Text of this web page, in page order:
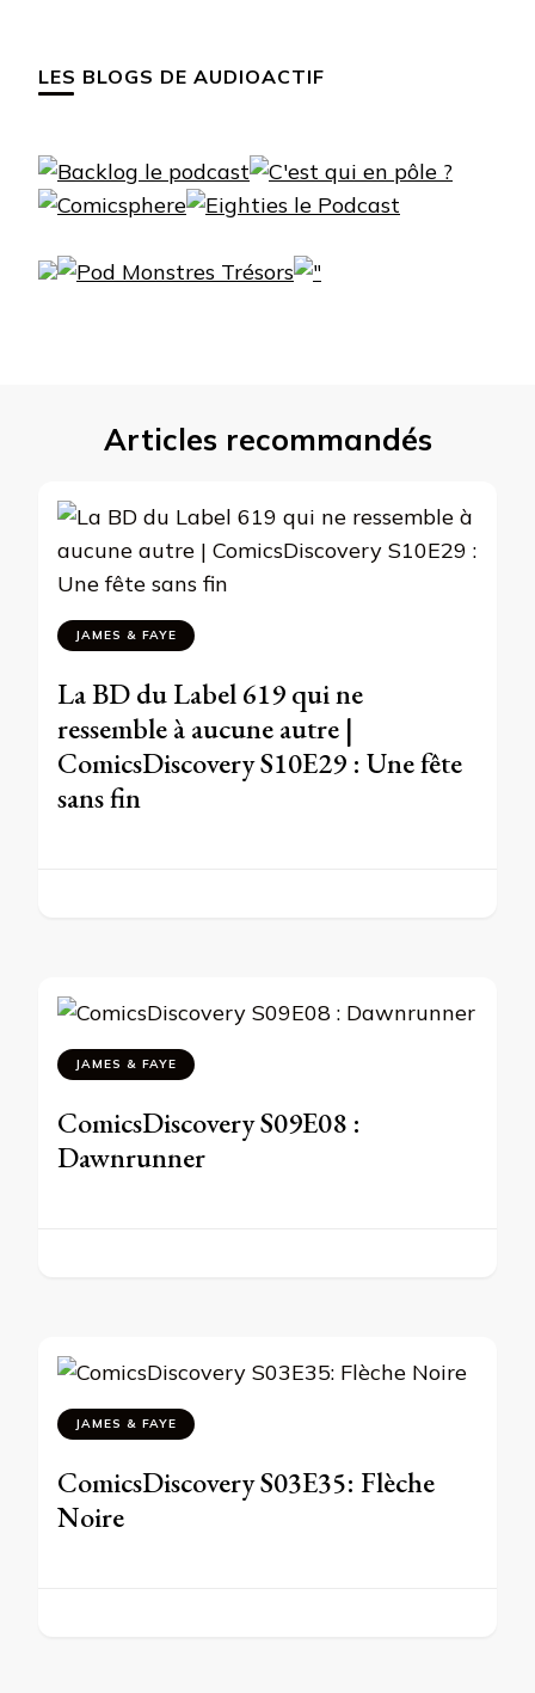
LES BLOGS DE AUDIOACTIF
Articles recommandés
JAMES & FAYE
La BD du Label 619 qui ne
ressemble à aucune autre |
ComicsDiscovery S10E29 : Une fête
sans fin
JAMES & FAYE
ComicsDiscovery S09E08 :
Dawnrunner
JAMES & FAYE
ComicsDiscovery S03E35: Flèche
Noire